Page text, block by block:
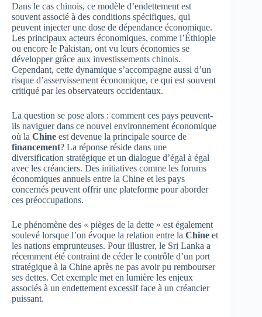
Dans le cas chinois, ce modèle d’endettement est
souvent associé à des conditions spécifiques, qui
peuvent injecter une dose de dépendance économique.
Les principaux acteurs économiques, comme l’Éthiopie
ou encore le Pakistan, ont vu leurs économies se
développer grâce aux investissements chinois.
Cependant, cette dynamique s’accompagne aussi d’un
risque d’asservissement économique, ce qui est souvent
critiqué par les observateurs occidentaux.
La question se pose alors : comment ces pays peuvent-
ils naviguer dans ce nouvel environnement économique
où la Chine est devenue la principale source de
financement? La réponse réside dans une
diversification stratégique et un dialogue d’égal à égal
avec les créanciers. Des initiatives comme les forums
économiques annuels entre la Chine et les pays
concernés peuvent offrir une plateforme pour aborder
ces préoccupations.
Le phénomène des « pièges de la dette » est également
soulevé lorsque l’on évoque la relation entre la Chine et
les nations emprunteuses. Pour illustrer, le Sri Lanka a
récemment été contraint de céder le contrôle d’un port
stratégique à la Chine après ne pas avoir pu rembourser
ses dettes. Cet exemple met en lumière les enjeux
associés à un endettement excessif face à un créancier
puissant.